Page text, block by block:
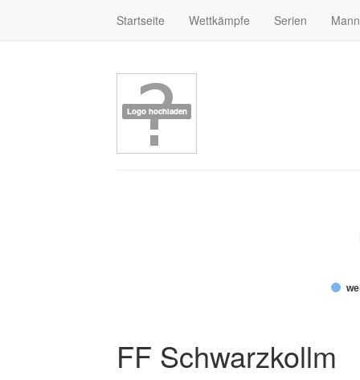
Startseite Wettkämpfe Serien
FF Schwarzkollm